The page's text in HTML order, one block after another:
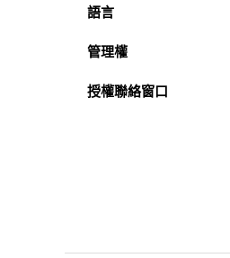
語言
管理權
授權聯絡窗口